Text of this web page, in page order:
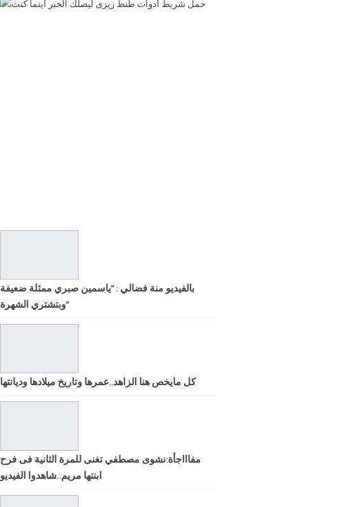
بالفيديو منة فضالي : “ياسمين صبري ممثلة ضعيفة
وبتشتري الشهرة”
كل مايخص هنا الزاهد..عمرها وتاريخ ميلادها وديانتها
مفاااجأة:نشوى مصطفي تغنى للمرة الثانية فى فرح
ابنتها مريم..شاهدوا الفيديو